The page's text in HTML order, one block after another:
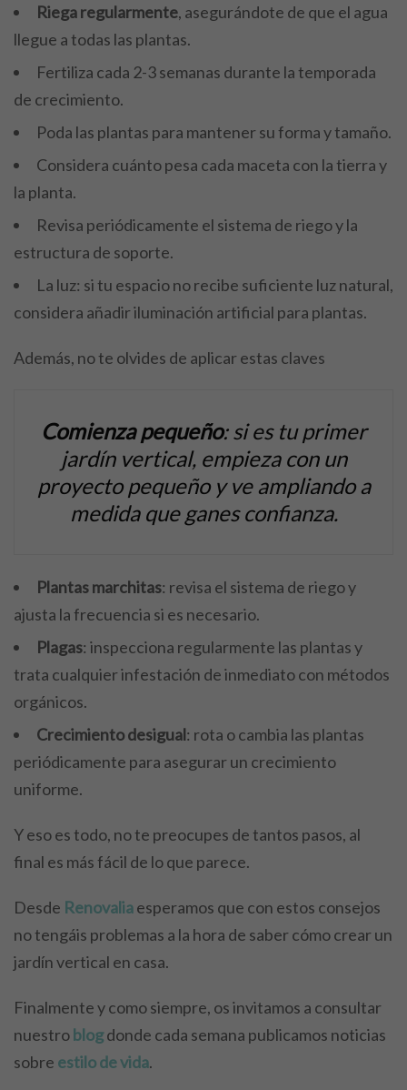
Riega regularmente, asegurándote de que el agua
llegue a todas las plantas.
Fertiliza cada 2-3 semanas durante la temporada
de crecimiento.
Poda las plantas para mantener su forma y tamaño.
Considera cuánto pesa cada maceta con la tierra y
la planta.
Revisa periódicamente el sistema de riego y la
estructura de soporte.
La luz: si tu espacio no recibe suficiente luz natural,
considera añadir iluminación artificial para plantas.
Además, no te olvides de aplicar estas claves
Comienza pequeño: si es tu primer
jardín vertical, empieza con un
proyecto pequeño y ve ampliando a
medida que ganes confianza.
Plantas marchitas: revisa el sistema de riego y
ajusta la frecuencia si es necesario.
Plagas: inspecciona regularmente las plantas y
trata cualquier infestación de inmediato con métodos
orgánicos.
Crecimiento desigual: rota o cambia las plantas
periódicamente para asegurar un crecimiento
uniforme.
Y eso es todo, no te preocupes de tantos pasos, al
final es más fácil de lo que parece.
Desde Renovaliaesperamos que con estos consejos
no tengáis problemas a la hora de saber cómo crear un
jardín vertical en casa.
Finalmente y como siempre, os invitamos a consultar
nuestroblogdonde cada semana publicamos noticias
sobre estilo de vida.